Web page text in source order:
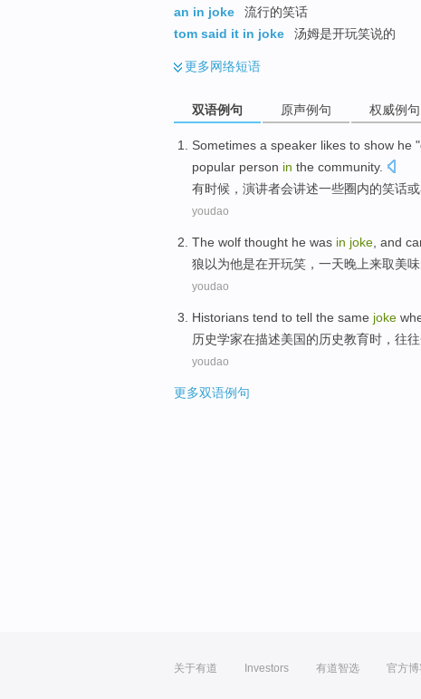
an in joke
流行的笑话
tom said it in joke
汤姆是开玩笑说的
更多网络短语
双语例句 原声例句 权威例句
Sometimes a speaker likes to show he
popular person in the community.
有时候 ， 演讲者会讲述一些圈内的笑话
youdao
The wolf thought he was in joke , and
狼以为他是在开玩笑 ， 一天晚上来取美味
youdao
Historians tend to tell the same joke
历史学家在描述美国的历史教育时 ， 往往
youdao
更多双语例句
关于有道 Investors 有道智选 官方博